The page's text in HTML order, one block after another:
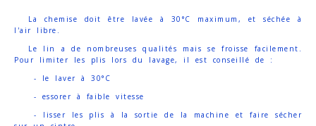
La chemise doit être lavée à 30°C maximum, et séchée à
l'air libre.
Le lin a de nombreuses qualités mais se froisse facilement.
Pour limiter les plis lors du lavage, il est conseillé de :
- le laver à 30°C
- essorer à faible vitesse
- lisser les plis à la sortie de la machine et faire sécher